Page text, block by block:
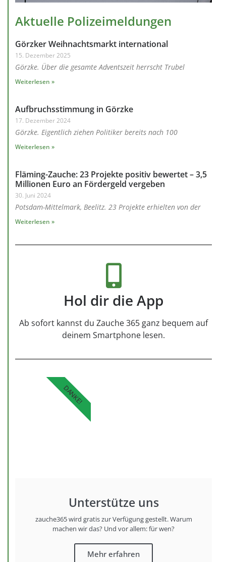
Aktuelle Polizeimeldungen
Görzker Weihnachtsmarkt international
15. Dezember 2025
Görzke. Über die gesamte Adventszeit herrscht Trubel
Weiterlesen »
Aufbruchsstimmung in Görzke
17. Dezember 2024
Görzke. Eigentlich ziehen Politiker bereits nach 100
Weiterlesen »
Fläming-Zauche: 23 Projekte positiv bewertet – 3,5
Millionen Euro an Fördergeld vergeben
30. Juni 2024
Potsdam-Mittelmark, Beelitz. 23 Projekte erhielten von der
Weiterlesen »
Hol dir die App
Ab sofort kannst du Zauche 365 ganz bequem auf
deinem Smartphone lesen.
Unterstütze uns
zauche365 wird gratis zur Verfügung gestellt. Warum
machen wir das? Und vor allem: für wen?
Mehr erfahren
DANKE!